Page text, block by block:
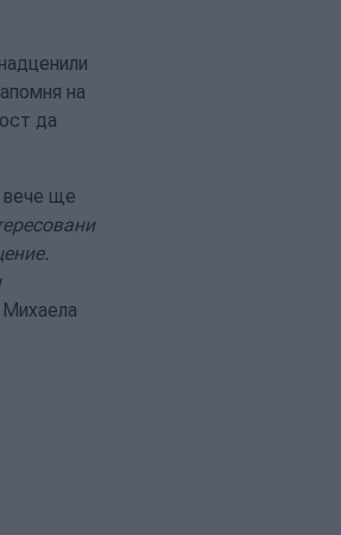
на
да
вече ще